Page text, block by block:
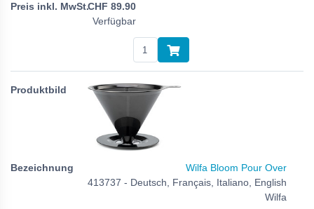
CHF 89.90
Verfügbar
Wilfa Bloom Pour Over
413737 - Deutsch, Français, Italiano, English
Wilfa